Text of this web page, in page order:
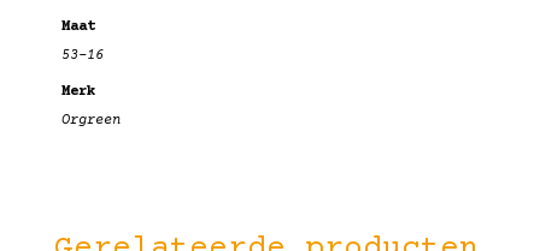
Maat
53-16
Merk
Orgreen